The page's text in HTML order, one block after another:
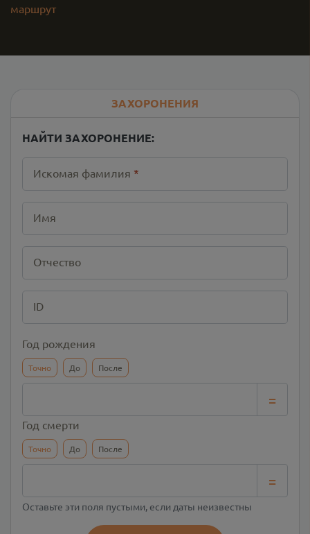
маршрут
ЗАХОРОНЕНИЯ
НАЙТИ ЗАХОРОНЕНИЕ:
Искомая фамилия *
Имя
Отчество
ID
Год рождения
Точно До После
=
Год смерти
Точно До После
=
Оставьте эти поля пустыми, если даты неизвестны